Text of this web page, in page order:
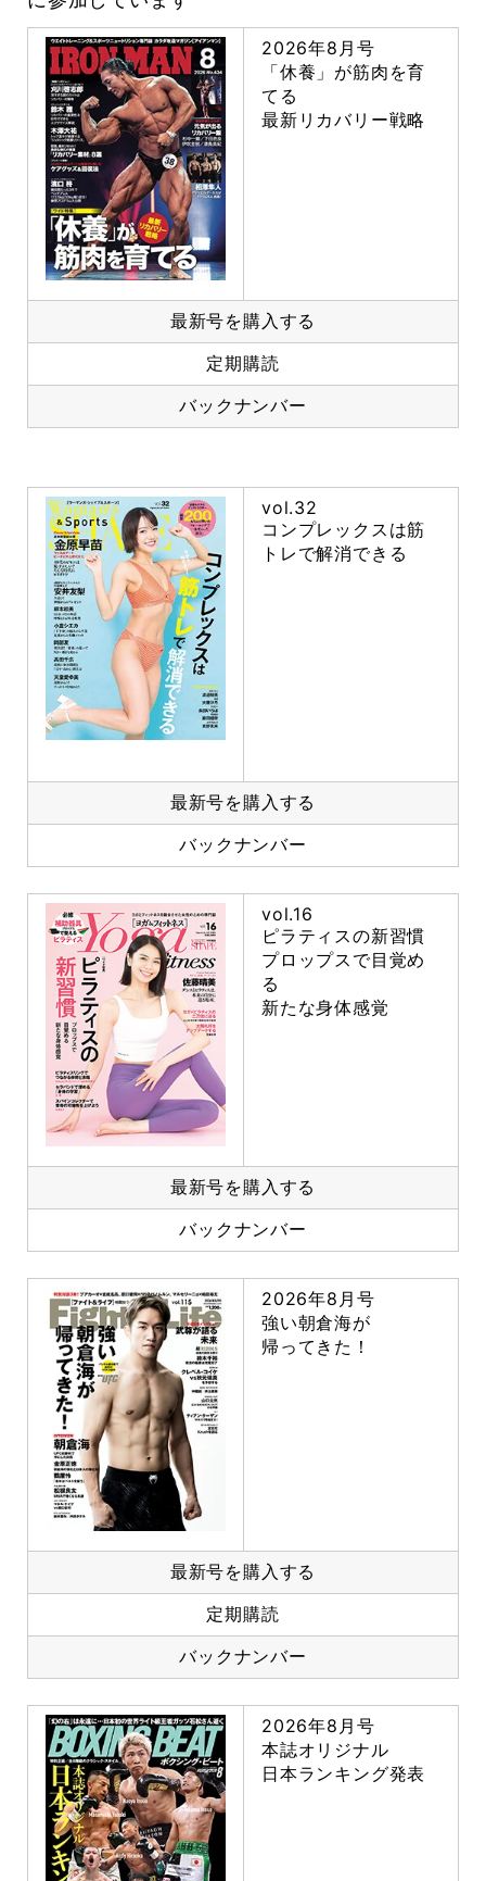
2026年8月号
「休養」が筋肉を育
てる
最新リカバリー戦略
最新号を購入する
定期購読
バックナンバー
vol.32
コンプレックスは筋
トレで解消できる
最新号を購入する
バックナンバー
vol.16
ピラティスの新習慣
プロップスで目覚め
る
新たな身体感覚
最新号を購入する
バックナンバー
2026年8月号
強い朝倉海が
帰ってきた！
最新号を購入する
定期購読
バックナンバー
2026年8月号
本誌オリジナル
日本ランキング発表